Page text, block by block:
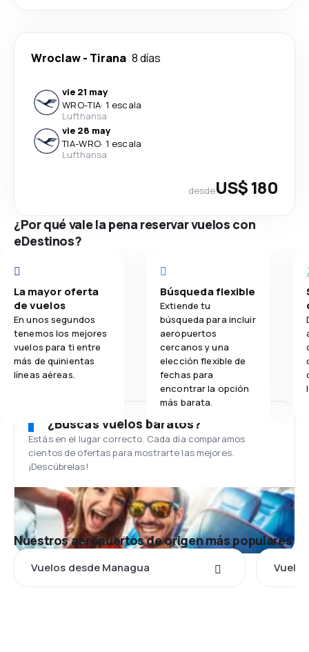
Wroclaw- Tirana 8 días
vie 21 may
WRO-TIA· 1 escala
Lufthansa
vie 28 may
TIA-WRO· 1 escala
Lufthansa
desdeUS$ 180
¿Por qué vale la pena reservar vuelos con
eDestinos?
La mayor oferta
de vuelos
En unos segundos
tenemos los mejores
vuelos para ti entre
más de quinientas
líneas aéreas.
Búsqueda flexible
Extiende tu
búsqueda para incluir
aeropuertos
cercanos y una
elección flexible de
fechas para
encontrar la opción
más barata.
¿Buscas vuelos baratos?
Estás en el lugar correcto. Cada día comparamos
cientos de ofertas para mostrarte las mejores.
¡Descúbrelas!
Nuestros aeropuertos de origen más populares
Vuelos desde Managua